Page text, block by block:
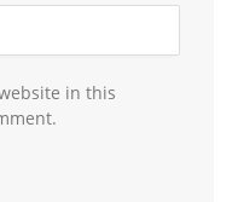
in this